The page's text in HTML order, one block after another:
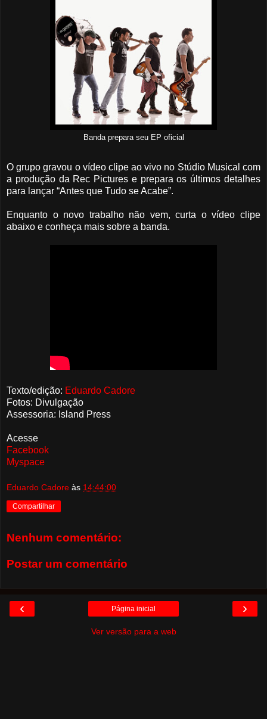
Banda prepara seu EP oficial
O grupo gravou o vídeo clipe ao vivo no Stúdio Musical com
a produção da Rec Pictures e prepara os últimos detalhes
para lançar “Antes que Tudo se Acabe”.
Enquanto o novo trabalho não vem, curta o vídeo clipe
abaixo e conheça mais sobre a banda.
Texto/edição: Eduardo Cadore
Fotos: Divulgação
Assessoria: Island Press
Acesse
Facebook
Myspace
Eduardo Cadore às 14:44:00
Compartilhar
Nenhum comentário:
Postar um comentário
‹ ›
Página inicial
Ver versão para a web